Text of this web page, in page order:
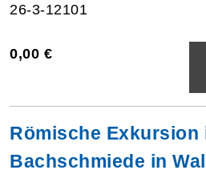
26-3-12101
0,00 €
Römische Exkursion
Bachschmiede in